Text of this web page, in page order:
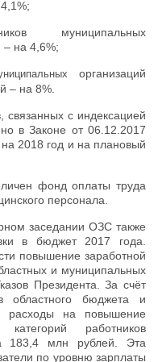
муниципальных
– на 4,6%;
организаций
– на 8%.
связанных с индексацией
в Законе от 06.12.2017
2018 год и на плановый
фонд оплаты труда
персонала.
заседании ОЗС также
в бюджет 2017 года.
повышение заработной
и муниципальных
Президента. За счёт
областного бюджета и
расходы на повышение
работников
183,4 млн рублей. Эта
по уровню зарплаты